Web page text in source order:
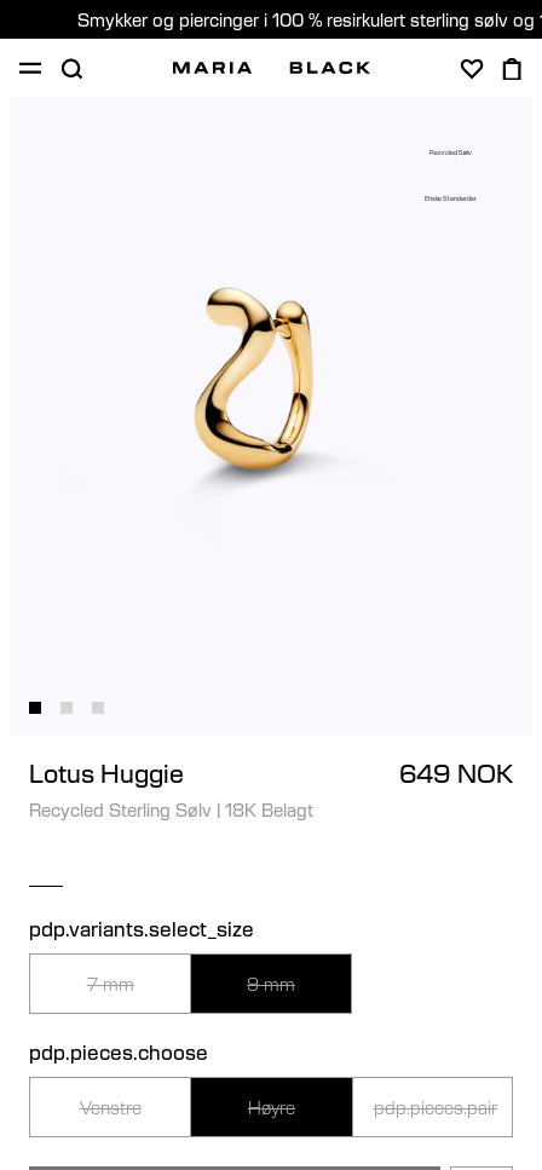
Smykker og piercinger i 100 % resirkulert sterling sølv og
Recycled Sølv
Etiske Standarder
Lotus Huggie 649 NOK
Recycled Sterling Sølv | 18K Belagt
pdp.variants.select_size
7 mm 9 mm
pdp.pieces.choose
Venstre Høyre pdp.pieces.pair